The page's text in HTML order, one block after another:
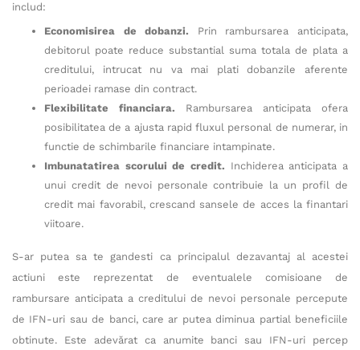
includ:
Economisirea de dobanzi. Prin rambursarea anticipata,
debitorul poate reduce substantial suma totala de plata a
creditului, intrucat nu va mai plati dobanzile aferente
perioadei ramase din contract.
Flexibilitate financiara. Rambursarea anticipata ofera
posibilitatea de a ajusta rapid fluxul personal de numerar, in
functie de schimbarile financiare intampinate.
Imbunatatirea scorului de credit. Inchiderea anticipata a
unui credit de nevoi personale contribuie la un profil de
credit mai favorabil, crescand sansele de acces la finantari
viitoare.
S-ar putea sa te gandesti ca principalul dezavantaj al acestei
actiuni este reprezentat de eventualele comisioane de
rambursare anticipata a creditului de nevoi personale percepute
de IFN-uri sau de banci, care ar putea diminua partial beneficiile
obtinute. Este adevărat ca anumite banci sau IFN-uri percep